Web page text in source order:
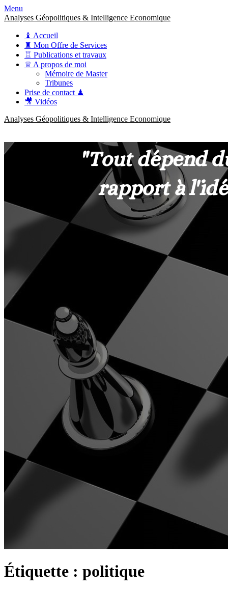
Menu
Analyses Géopolitiques & Intelligence Economique
♝ Accueil
♜ Mon Offre de Services
♖ Publications et travaux
♕ A propos de moi
Mémoire de Master
Tribunes
Prise de contact ♟
🎥 Vidéos
Analyses Géopolitiques & Intelligence Economique
Étiquette : politique